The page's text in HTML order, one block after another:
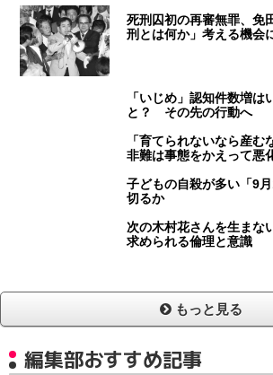
死刑囚初の再審無罪、
刑とは何か」考える機会
「いじめ」認知件数増
と？ その先の行動へ
「育てられないなら産
非難は事態をかえって悪
子どもの自殺が多い「9
切るか
次の木村花さんを生ま
求められる倫理と意識
もっと見る
編集部おすすめ記事